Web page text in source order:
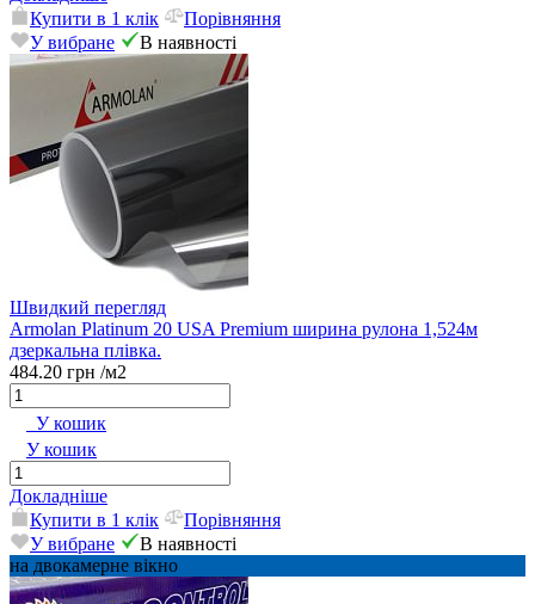
Купити в 1 клік
Порівняння
У вибране
В наявності
Швидкий перегляд
Armolan Platinum 20 USA Premium ширина рулона 1,524м
дзеркальна плівка.
484.20 грн /м2
У кошик
У кошик
Докладніше
Купити в 1 клік
Порівняння
У вибране
В наявності
на двокамерне вікно